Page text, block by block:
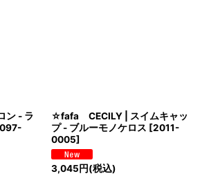
- ラ
☆fafa CECILY | スイムキャッ
プ - ブルーモノケロス [2011-
0005]
3,045 円(税込)